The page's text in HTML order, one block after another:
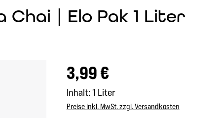
Chai | Elo Pak 1 Liter
Regulärer Preis:
3,99 €
Inhalt: 1 Liter
Preise inkl. MwSt. zzgl. Versandkosten